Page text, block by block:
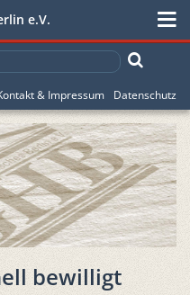
e.V.
& Impressum Datenschutz
bewilligt